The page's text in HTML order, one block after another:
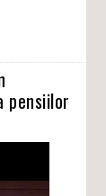
pensiilor